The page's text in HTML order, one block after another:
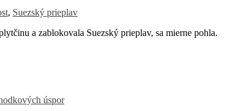
, Suezský prieplav
a zablokovala Suezský prieplav, sa mierne pohla.